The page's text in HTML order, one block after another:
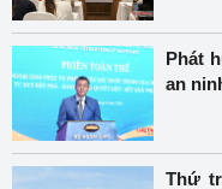
Phát
an
Thứ